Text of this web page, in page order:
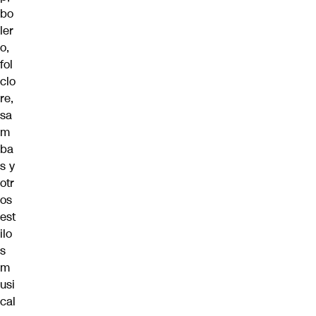
bo
ler
o,
fol
clo
re,
sa
m
ba
s y
otr
os
est
ilo
s
m
usi
cal